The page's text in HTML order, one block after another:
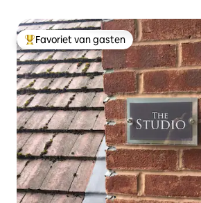
Topfavoriet van gasten
Favoriet van gasten